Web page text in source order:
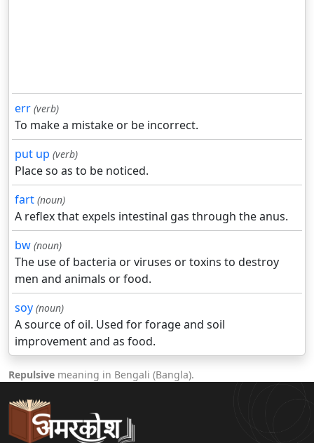
err (verb)
To make a mistake or be incorrect.
put up (verb)
Place so as to be noticed.
fart (noun)
A reflex that expels intestinal gas through the anus.
bw (noun)
The use of bacteria or viruses or toxins to destroy
men and animals or food.
soy (noun)
A source of oil. Used for forage and soil
improvement and as food.
Repulsive meaning in Bengali (Bangla).